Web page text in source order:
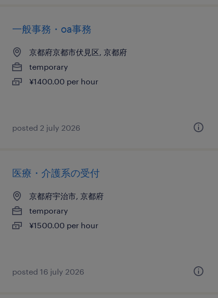
一般事務・oa事務
京都府京都市伏見区, 京都府
temporary
¥1400.00 per hour
posted 2 july 2026
医療・介護系の受付
京都府宇治市, 京都府
temporary
¥1500.00 per hour
posted 16 july 2026